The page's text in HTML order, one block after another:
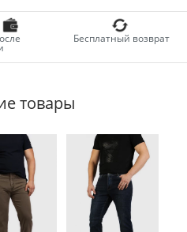
Бесплатный возврат
товары